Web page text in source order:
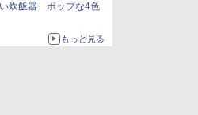
炊飯器 ポップな4色
もっと見る